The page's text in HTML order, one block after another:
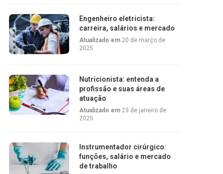
Engenheiro eletricista:
carreira, salários e mercado
Atualizado em 20 de março de
2025
Nutricionista: entenda a
profissão e suas áreas de
atuação
Atualizado em 23 de janeiro de
2025
Instrumentador cirúrgico:
funções, salário e mercado
de trabalho